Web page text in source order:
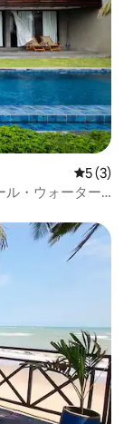
レビュー
5 (3)
ル・ウォーター